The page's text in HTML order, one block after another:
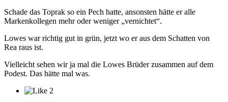
Schade das Toprak so ein Pech hatte, ansonsten hätte er alle
Markenkollegen mehr oder weniger „vernichtet“.
Lowes war richtig gut in grün, jetzt wo er aus dem Schatten von
Rea raus ist.
Vielleicht sehen wir ja mal die Lowes Brüder zusammen auf dem
Podest. Das hätte mal was.
2